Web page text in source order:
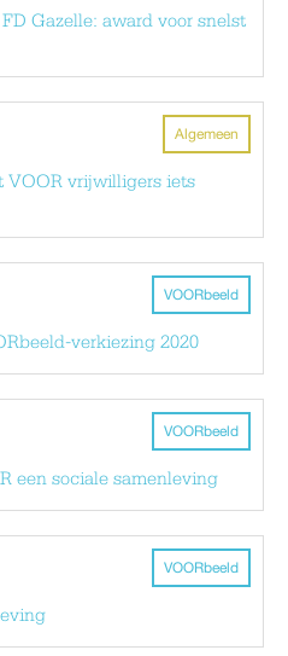
Gazelle: award voor snelst
Algemeen
VOOR vrijwilligers iets
VOORbeeld
verkiezing 2020
VOORbeeld
een sociale samenleving
VOORbeeld